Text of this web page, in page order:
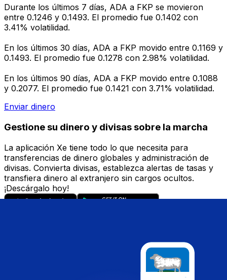
Durante los últimos 7 días, ADA a FKP se movieron
entre 0.1246 y 0.1493. El promedio fue 0.1402 con
3.41% volatilidad.
En los últimos 30 días, ADA a FKP movido entre 0.1169 y
0.1493. El promedio fue 0.1278 con 2.98% volatilidad.
En los últimos 90 días, ADA a FKP movido entre 0.1088
y 0.2077. El promedio fue 0.1421 con 3.71% volatilidad.
Enviar dinero
Gestione su dinero y divisas sobre la marcha
La aplicación Xe tiene todo lo que necesita para
transferencias de dinero globales y administración de
divisas. Convierta divisas, establezca alertas de tasas y
transfiera dinero al extranjero sin cargos ocultos.
¡Descárgalo hoy!